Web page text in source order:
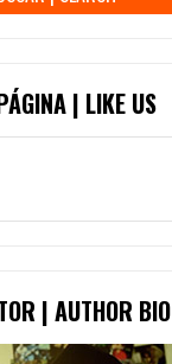
| LIKE US
| AUTHOR BIO